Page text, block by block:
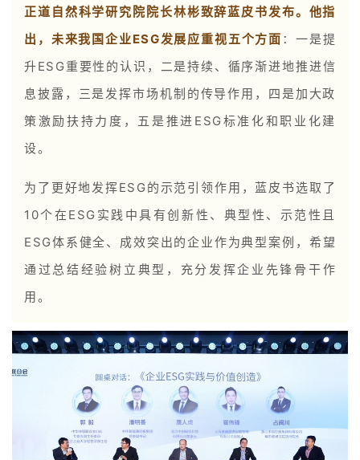
正道自然科学研究院院长林彬致辞蓝皮书发布。他指
出，未来我国企业ESG发展应重视五个方面 ：一是提
升ESG重要性的认识，二是持续、循序渐进地推进信
息披露，三是发挥市场机制的传导作用，四是加大政
策激励扶持力度，五是推进ESG标准化和职业化建
设。
为了更好地发挥ESG的示范引领作用，蓝皮书选取了
10个在ESG实践中具有创新性、典型性、示范性且
ESG体系健全、成效突出的企业作为典型案例，希望
通过总结经验树立典型，充分发挥企业先锋骨干作
用。